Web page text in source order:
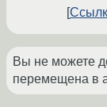
Вы не можете
перемещена в